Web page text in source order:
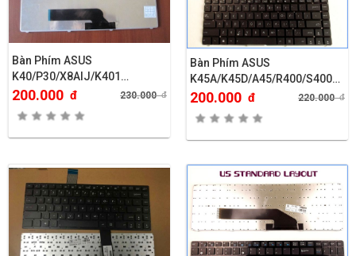
Bàn Phím ASUS
K40/P30/X8AIJ/K401…
200.000 đ 230.000đ
Bàn Phím ASUS
K45A/K45D/A45/R400/S400
CÁP DÀI 1 ỐC
200.000 đ 220.000đ